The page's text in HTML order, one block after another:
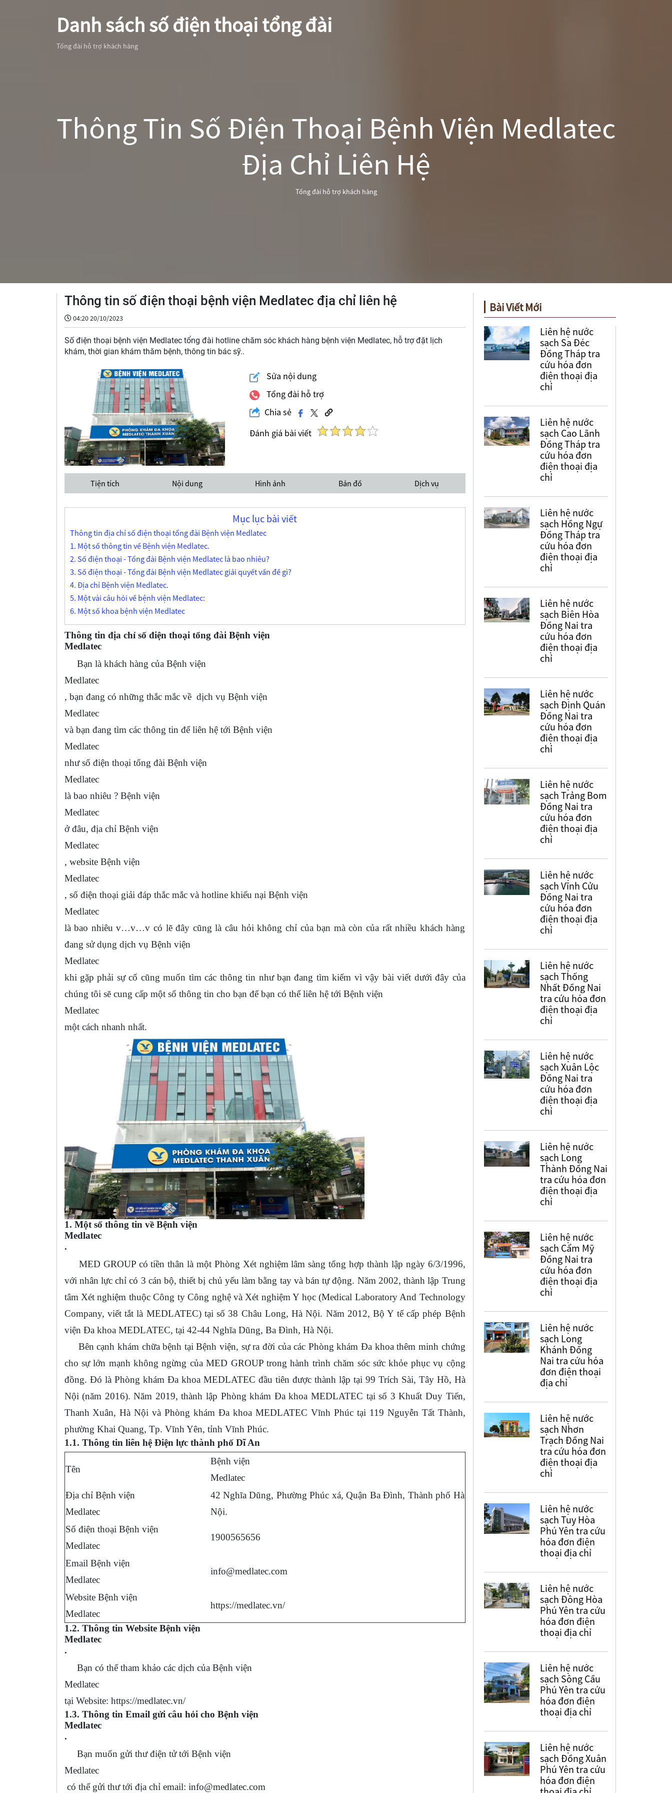
Danh sách số điện thoại tổng đài
Tổng đài hỗ trợ khách hàng
Thông Tin Số Điện Thoại Bệnh Viện Medlatec
Địa Chỉ Liên Hệ
Tổng đài hỗ trợ khách hàng
Thông tin số điện thoại bệnh viện Medlatec địa chỉ liên hệ
04:20 20/10/2023
Số điện thoại bệnh viện Medlatec tổng đài hotline chăm sóc khách hàng bệnh viện Medlatec, hỗ trợ đặt lịch
khám, thời gian khám thăm bệnh, thông tin bác sỹ..
Sửa nội dung
Tổng đài hỗ trợ
Chia sẻ
Đánh giá bài viết
Tiện tích Nội dung Hình ảnh Bản đồ Dịch vụ
Mục lục bài viết
Thông tin địa chỉ số điện thoại tổng đài Bệnh viện Medlatec
1. Một số thông tin về Bệnh viện Medlatec.
2. Số điện thoại - Tổng đài Bệnh viện Medlatec là bao nhiêu?
3. Số điện thoại - Tổng đài Bệnh viện Medlatec giải quyết vấn đề gì?
4. Địa chỉ Bệnh viện Medlatec.
5. Một vài câu hỏi về bệnh viện Medlatec:
6. Một số khoa bệnh viện Medlatec
Thông tin địa chỉ số điện thoại tổng đài Bệnh viện
Medlatec
Bạn là khách hàng của Bệnh viện
Medlatec
, bạn đang có những thắc mắc về dịch vụ Bệnh viện
Medlatec
và bạn đang tìm các thông tin để liên hệ tới Bệnh viện
Medlatec
như số điện thoại tổng đài Bệnh viện
Medlatec
là bao nhiêu ? Bệnh viện
Medlatec
ở đâu, địa chỉ Bệnh viện
Medlatec
, website Bệnh viện
Medlatec
, số điện thoại giải đáp thắc mắc và hotline khiếu nại Bệnh viện
Medlatec
là bao nhiêu v…v…v có lẽ đây cũng là câu hỏi không chỉ của bạn mà còn của rất nhiều khách hàng
đang sử dụng dịch vụ Bệnh viện
Medlatec
khi gặp phải sự cố cũng muốn tìm các thông tin như bạn đang tìm kiếm vì vậy bài viết dưới đây của
chúng tôi sẽ cung cấp một số thông tin cho bạn để bạn có thể liên hệ tới Bệnh viện
Medlatec
một cách nhanh nhất.
1. Một số thông tin về Bệnh viện
Medlatec
.
MED GROUP có tiền thân là một Phòng Xét nghiệm lâm sàng tổng hợp thành lập ngày 6/3/1996,
với nhân lực chỉ có 3 cán bộ, thiết bị chủ yếu làm bằng tay và bán tự động. Năm 2002, thành lập Trung
tâm Xét nghiệm thuộc Công ty Công nghệ và Xét nghiệm Y học (Medical Laboratory And Technology
Company, viết tắt là MEDLATEC) tại số 38 Châu Long, Hà Nội. Năm 2012, Bộ Y tế cấp phép Bệnh
viện Đa khoa MEDLATEC, tại 42-44 Nghĩa Dũng, Ba Đình, Hà Nội.
Bên cạnh khám chữa bệnh tại Bệnh viện, sự ra đời của các Phòng khám Đa khoa thêm minh chứng
cho sự lớn mạnh không ngừng của MED GROUP trong hành trình chăm sóc sức khỏe phục vụ cộng
đồng. Đó là Phòng khám Đa khoa MEDLATEC đầu tiên được thành lập tại 99 Trích Sài, Tây Hồ, Hà
Nội (năm 2016). Năm 2019, thành lập Phòng khám Đa khoa MEDLATEC tại số 3 Khuất Duy Tiến,
Thanh Xuân, Hà Nội và Phòng khám Đa khoa MEDLATEC Vĩnh Phúc tại 119 Nguyễn Tất Thành,
phường Khai Quang, Tp. Vĩnh Yên, tỉnh Vĩnh Phúc.
1.1. Thông tin liên hệ Điện lực thành phố Dĩ An
Tên
Bệnh viện
Medlatec
Địa chỉ Bệnh viện
Medlatec
42 Nghĩa Dũng, Phường Phúc xá, Quận Ba Đình, Thành phố Hà
Nội.
Số điện thoại Bệnh viện
Medlatec
1900565656
Email Bệnh viện
Medlatec
info@medlatec.com
Website Bệnh viện
Medlatec
https://medlatec.vn/
1.2. Thông tin Website Bệnh viện
Medlatec
.
Bạn có thể tham khảo các dịch của Bệnh viện
Medlatec
tại Website: https://medlatec.vn/
1.3. Thông tin Email gửi câu hỏi cho Bệnh viện
Medlatec
.
Bạn muốn gửi thư điện tử tới Bệnh viện
Medlatec
có thể gửi thư tới địa chỉ email: info@medlatec.com
Bài Viết Mới
Liên hệ nước
sạch Sa Đéc
Đồng Tháp tra
cứu hóa đơn
điện thoại địa
chỉ
Liên hệ nước
sạch Cao Lãnh
Đồng Tháp tra
cứu hóa đơn
điện thoại địa
chỉ
Liên hệ nước
sạch Hồng Ngự
Đồng Tháp tra
cứu hóa đơn
điện thoại địa
chỉ
Liên hệ nước
sạch Biên Hòa
Đồng Nai tra
cứu hóa đơn
điện thoại địa
chỉ
Liên hệ nước
sạch Định Quán
Đồng Nai tra
cứu hóa đơn
điện thoại địa
chỉ
Liên hệ nước
sạch Trảng Bom
Đồng Nai tra
cứu hóa đơn
điện thoại địa
chỉ
Liên hệ nước
sạch Vĩnh Cửu
Đồng Nai tra
cứu hóa đơn
điện thoại địa
chỉ
Liên hệ nước
sạch Thống
Nhất Đồng Nai
tra cứu hóa đơn
điện thoại địa
chỉ
Liên hệ nước
sạch Xuân Lộc
Đồng Nai tra
cứu hóa đơn
điện thoại địa
chỉ
Liên hệ nước
sạch Long
Thành Đồng Nai
tra cứu hóa đơn
điện thoại địa
chỉ
Liên hệ nước
sạch Cẩm Mỹ
Đồng Nai tra
cứu hóa đơn
điện thoại địa
chỉ
Liên hệ nước
sạch Long
Khánh Đồng
Nai tra cứu hóa
đơn điện thoại
địa chỉ
Liên hệ nước
sạch Nhơn
Trạch Đồng Nai
tra cứu hóa đơn
điện thoại địa
chỉ
Liên hệ nước
sạch Tuy Hòa
Phú Yên tra cứu
hóa đơn điện
thoại địa chỉ
Liên hệ nước
sạch Đông Hòa
Phú Yên tra cứu
hóa đơn điện
thoại địa chỉ
Liên hệ nước
sạch Sông Cầu
Phú Yên tra cứu
hóa đơn điện
thoại địa chỉ
Liên hệ nước
sạch Đồng Xuân
Phú Yên tra cứu
hóa đơn điện